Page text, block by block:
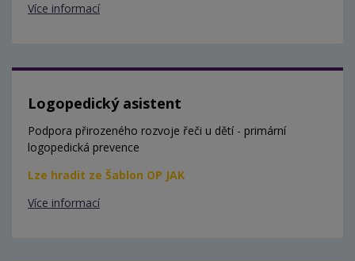
Více informací
Logopedický asistent
Podpora přirozeného rozvoje řeči u dětí - primární
logopedická prevence
Lze hradit ze Šablon OP JAK
Více informací